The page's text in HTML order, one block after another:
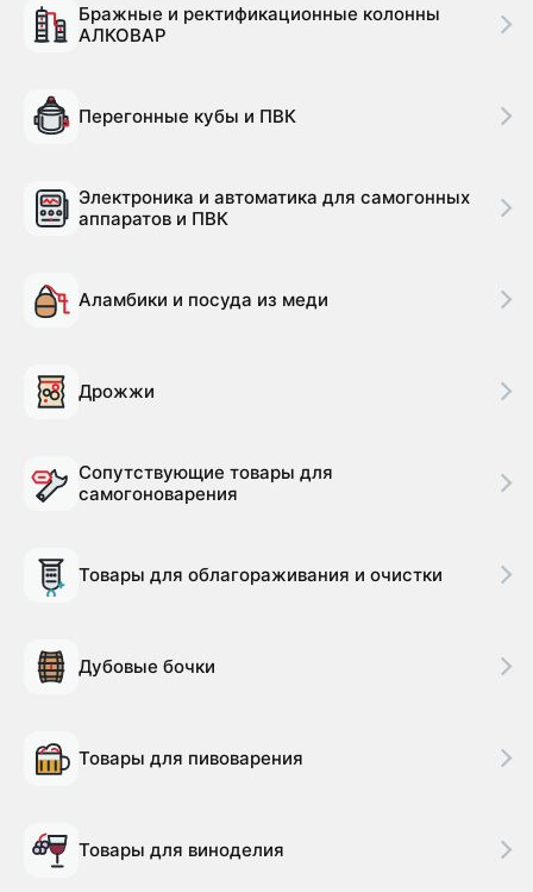
Бражные и ректификационные колонны
АЛКОВАР
Перегонные кубы и ПВК
Электроника и автоматика для самогонных
аппаратов и ПВК
Аламбики и посуда из меди
Дрожжи
Сопутствующие товары для
самогоноварения
Товары для облагораживания и очистки
Дубовые бочки
Товары для пивоварения
Товары для виноделия